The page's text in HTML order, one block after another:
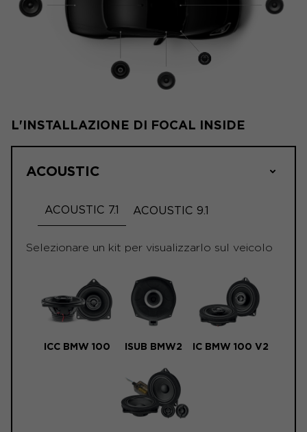
L'INSTALLAZIONE DI FOCAL INSIDE
ACOUSTIC
ACOUSTIC 7.1 ACOUSTIC 9.1
Selezionare un kit per visualizzarlo sul veicolo
ICC BMW 100 ISUB BMW2 IC BMW 100 V2